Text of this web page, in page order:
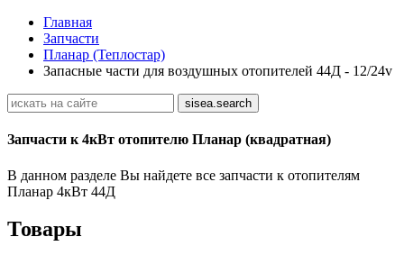
Главная
Запчасти
Планар (Теплостар)
Запасные части для воздушных отопителей 44Д - 12/24v
Запчасти к 4кВт отопителю Планар (квадратная)
В данном разделе Вы найдете все запчасти к отопителям
Планар 4кВт 44Д
Товары